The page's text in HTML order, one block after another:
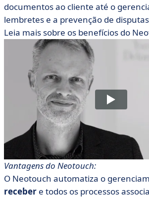
documentos ao cliente até o
lembretes e a prevenção de
Leia mais sobre os benefícios do
Vantagens do Neotouch:
O Neotouch automatiza o
receber e todos os processos